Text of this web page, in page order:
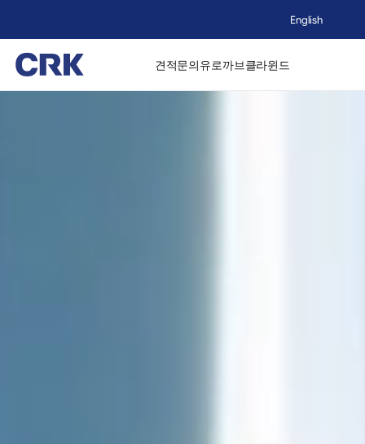
English
견적문의유로까브클라윈드